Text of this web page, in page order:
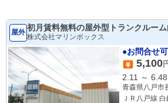
屋外 初月賃料無料の屋外型トランクルー
株式会社マリンボックス
●お問合せ
5,100
2.11
～ 6.48
青森県八戸市